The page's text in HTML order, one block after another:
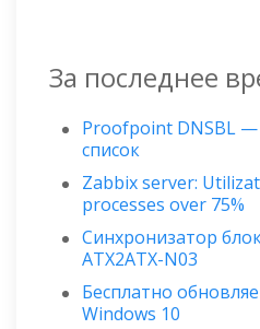
За последнее
Proofpoint DNSBL
список
Zabbix server:
processes over 75%
Синхронизатор
ATX2ATX-N03
Бесплатно
Windows 10